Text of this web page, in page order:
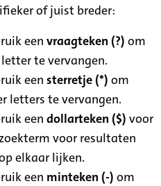
of juist breder:
eenvraagteken (?) om
te vervangen.
eensterretje (*) om
letters te vervangen.
eendollarteken ($) voor
voor resultaten
elkaar lijken.
een minteken (-) om